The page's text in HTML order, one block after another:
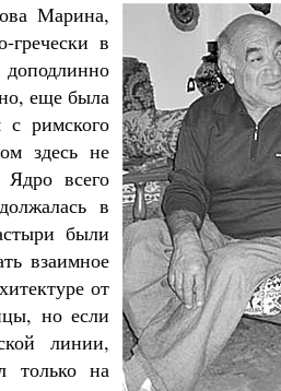
Марина,
в
еще была
с римского
здесь не
Ядро всего
в
были
взаимное
от
но если
линии,
только на
в жизни
Великомученик